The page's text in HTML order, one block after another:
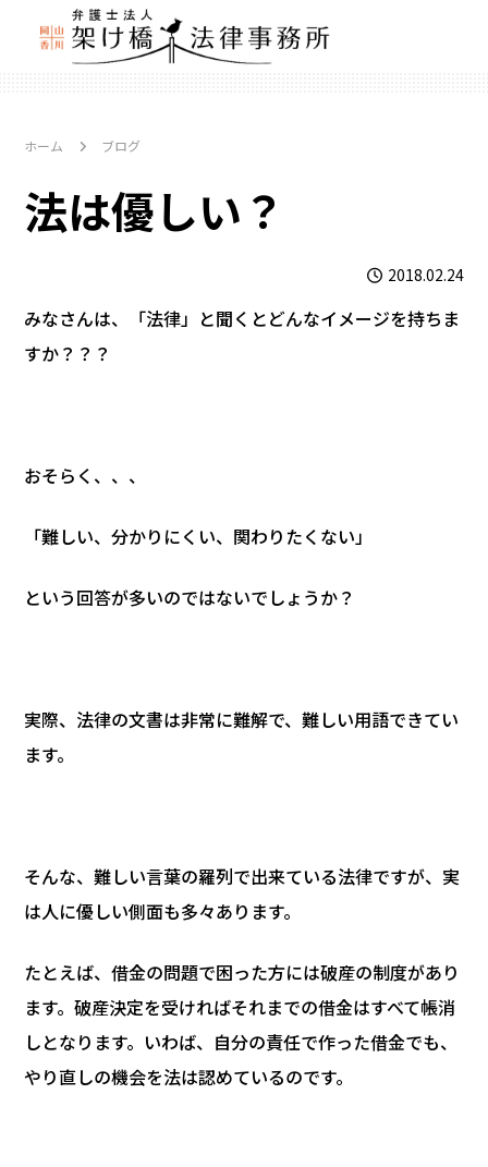
ホーム ブログ
法は優しい？
2018.02.24
みなさんは、「法律」と聞くとどんなイメージを持ちま
すか？？？
おそらく、、、
「難しい、分かりにくい、関わりたくない」
という回答が多いのではないでしょうか？
実際、法律の文書は非常に難解で、難しい用語できてい
ます。
そんな、難しい言葉の羅列で出来ている法律ですが、実
は人に優しい側面も多々あります。
たとえば、借金の問題で困った方には破産の制度があり
ます。破産決定を受ければそれまでの借金はすべて帳消
しとなります。いわば、自分の責任で作った借金でも、
やり直しの機会を法は認めているのです。